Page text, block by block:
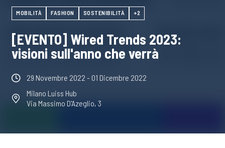
MOBILITÀ FASHION SOSTENIBILITÀ +2
[EVENTO] Wired Trends 2023:
visioni sull'anno che verrà
29 Novembre 2022 - 01 Dicembre 2022
Milano Luiss Hub
Via Massimo D'Azeglio, 3